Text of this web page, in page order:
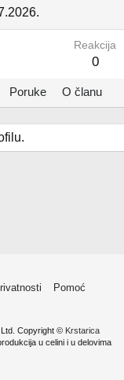
Reakcija
0
Poruke O članu
Pomoć
Copyright © Krstarica
u celini i u delovima